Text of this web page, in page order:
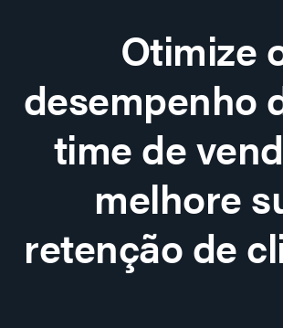
Otimize
desempenho
time de
melhore
retenção de